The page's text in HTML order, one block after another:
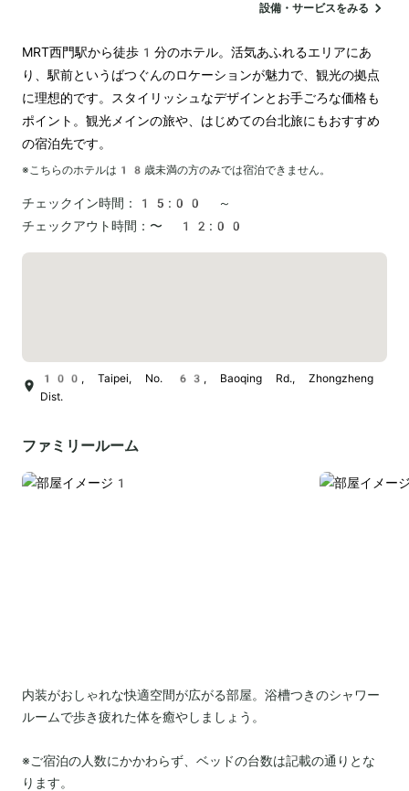
設備・サービスをみる
MRT西門駅から徒歩1分のホテル。活気あふれるエリアにあ
り、駅前というばつぐんのロケーションが魅力で、観光の拠点
に理想的です。スタイリッシュなデザインとお手ごろな価格も
ポイント。観光メインの旅や、はじめての台北旅にもおすすめ
の宿泊先です。
※こちらのホテルは 18 歳未満の方のみでは宿泊できません。
チェックイン時間：
15:00 ～
チェックアウト時間： 〜 12:00
100, Taipei, No. 63, Baoqing Rd., Zhongzheng
Dist.
ファミリールーム
内装がおしゃれな快適空間が広がる部屋。浴槽つきのシャワー
ルームで歩き疲れた体を癒やしましょう。
※ご宿泊の人数にかかわらず、ベッドの台数は記載の通りとな
ります。